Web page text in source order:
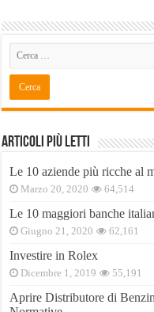
Articoli Più Letti
Le 10 aziende più ricche al
Marzo 20, 2020 64,514
Le 10 maggiori banche
Giugno 21, 2020 62,161
Investire in Rolex
Dicembre 1, 2019 55,191
Aprire Distributore di